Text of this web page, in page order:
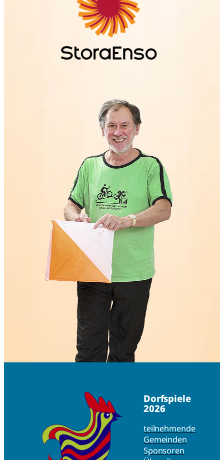
Dorfspiele
2026
teilnehmende
Gemeinden
Sponsoren